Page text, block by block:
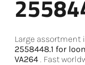
Large assortment
2558448.1 for
VA264. Fast